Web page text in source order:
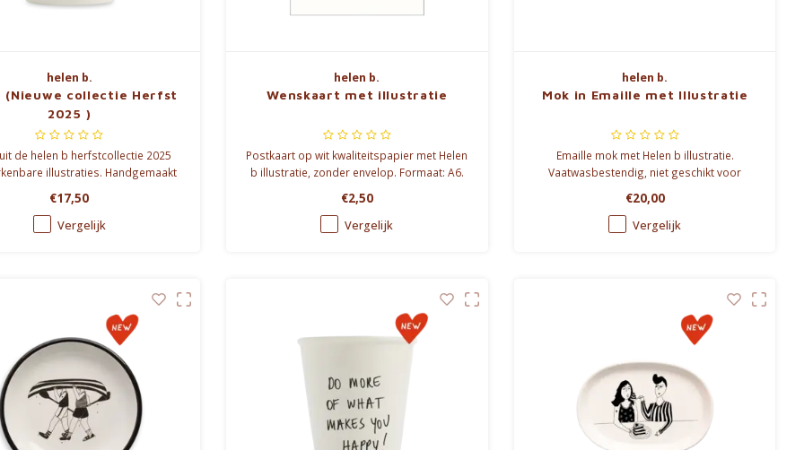
helen b.
(Nieuwe collectie Herfst
2025 )
de helen b herfstcollectie 2025
illustraties. Handgemaakt
€17,50
Vergelijk
helen b.
Wenskaart met illustratie
Postkaart op wit kwaliteitspapier met Helen
b illustratie, zonder envelop. Formaat: A6.
€2,50
Vergelijk
helen b.
Mok in Emaille met Illustratie
Emaille mok met Helen b illustratie.
Vaatwasbestendig, niet geschikt voor
€20,00
Vergelijk